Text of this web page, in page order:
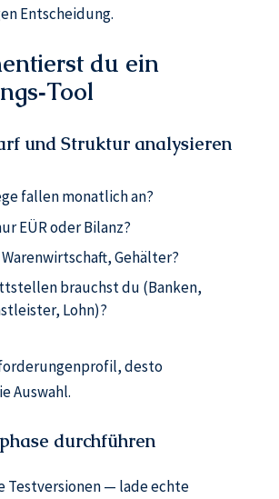
Entscheidung.
du ein
und Struktur analysieren
fallen monatlich an?
EÜR oder Bilanz?
Gehälter?
brauchst du (Banken,
Lohn)?
desto
Auswahl.
durchführen
Testversionen — lade echte